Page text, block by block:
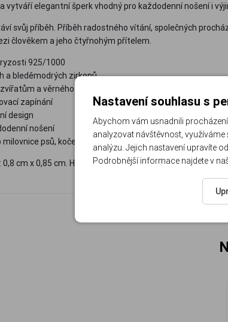
vytváří elegantní šperk vhodný pro každodenní nošení i
svůj příběh. Příběh radostného vítání, společných
člověkem a jeho čtyřnohým přítelem.
925/1000
a bleděmodrých zirkonů
a věrného přátelství
zapínání
design
nošení
milovnice psů, koček a zvířat
cm x 0,85 cm. Hmotnost náušnic: 1.6 g
Nastavení souhlasu s
Abychom vám usnadnili
analyzovat návštěvnost,
analýzu. Jejich nastavení upravíte
Podrobnější informace najdete v